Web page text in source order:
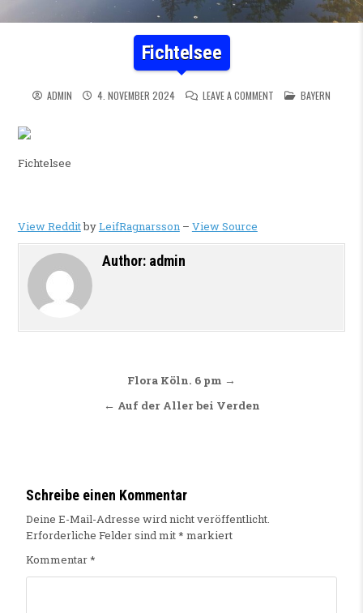
Fichtelsee
ADMIN 4. NOVEMBER 2024 LEAVE A COMMENT ON FICHTELSEE
POSTED IN
BAYERN
Fichtelsee
View RedditbyLeifRagnarsson– View Source
Author: admin
Beitragsnavigation
Flora Köln. 6 pm →
← Auf der Aller bei Verden
Schreibe einen Kommentar
Deine E-Mail-Adresse wird nicht veröffentlicht.
Erforderliche Felder sind mit* markiert
Kommentar*